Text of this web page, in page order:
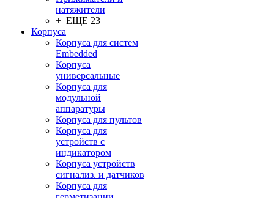
натяжители
+ ЕЩЕ 23
Корпуса
Корпуса для систем
Embedded
Корпуса
универсальные
Корпуса для
модульной
аппаратуры
Корпуса для пультов
Корпуса для
устройств с
индикатором
Корпуса устройств
сигнализ. и датчиков
Корпуса для